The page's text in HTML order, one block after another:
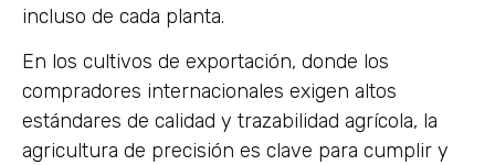
incluso de cada planta.
En los cultivos de exportación, donde los
compradores internacionales exigen altos
estándares de calidad y trazabilidad agrícola, la
agricultura de precisión es clave para cumplir y